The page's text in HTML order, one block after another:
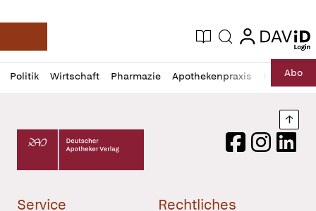
Deutsche Apotheker Zeitung
Aktuelle Ausgabe
Suche login
login
Politik Wirtschaft Pharmazie Apothekenpraxis RechtAbo
Profil
öffnen
Daz
Pur
Deutscher Apotheker Verlag Logo
FacebookInstagram
Service Rechtliches